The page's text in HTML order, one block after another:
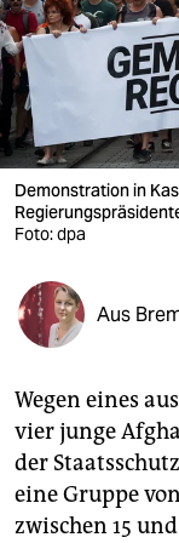
nord
wahrheit
verlag
verlag
shop
fragen & hilfe
unterstützen
abo
genossenschaft
Demonstration in
Foto: dpa
Aus
Wegen eines
vier junge
der
eine Gruppe
zwischen 15